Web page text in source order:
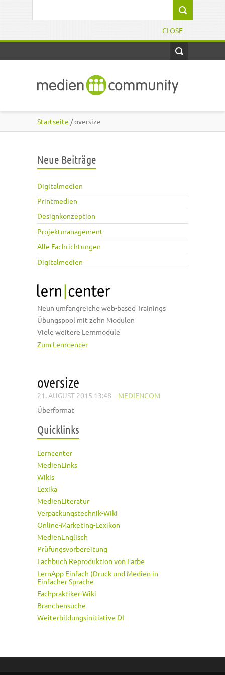
CLOSE
Startseite / oversize
Neue Beiträge
Digitalmedien
Printmedien
Designkonzeption
Projektmanagement
Alle Fachrichtungen
Digitalmedien
Neun umfangreiche web-based Trainings
Übungspool mit zehn Modulen
Viele weitere Lernmodule
Zum Lerncenter
oversize
21. AUGUST 2015 13:48 – MEDIENCOM
Überformat
Quicklinks
Lerncenter
MedienLinks
Wikis
Lexika
MedienLiteratur
Verpackungstechnik-Wiki
Online-Marketing-Lexikon
MedienEnglisch
Prüfungsvorbereitung
Fachbuch Reproduktion von Farbe
LernApp Einfach (Druck und Medien in
Einfacher Sprache
Fachpraktiker-Wiki
Branchensuche
Weiterbildungsinitiative DI